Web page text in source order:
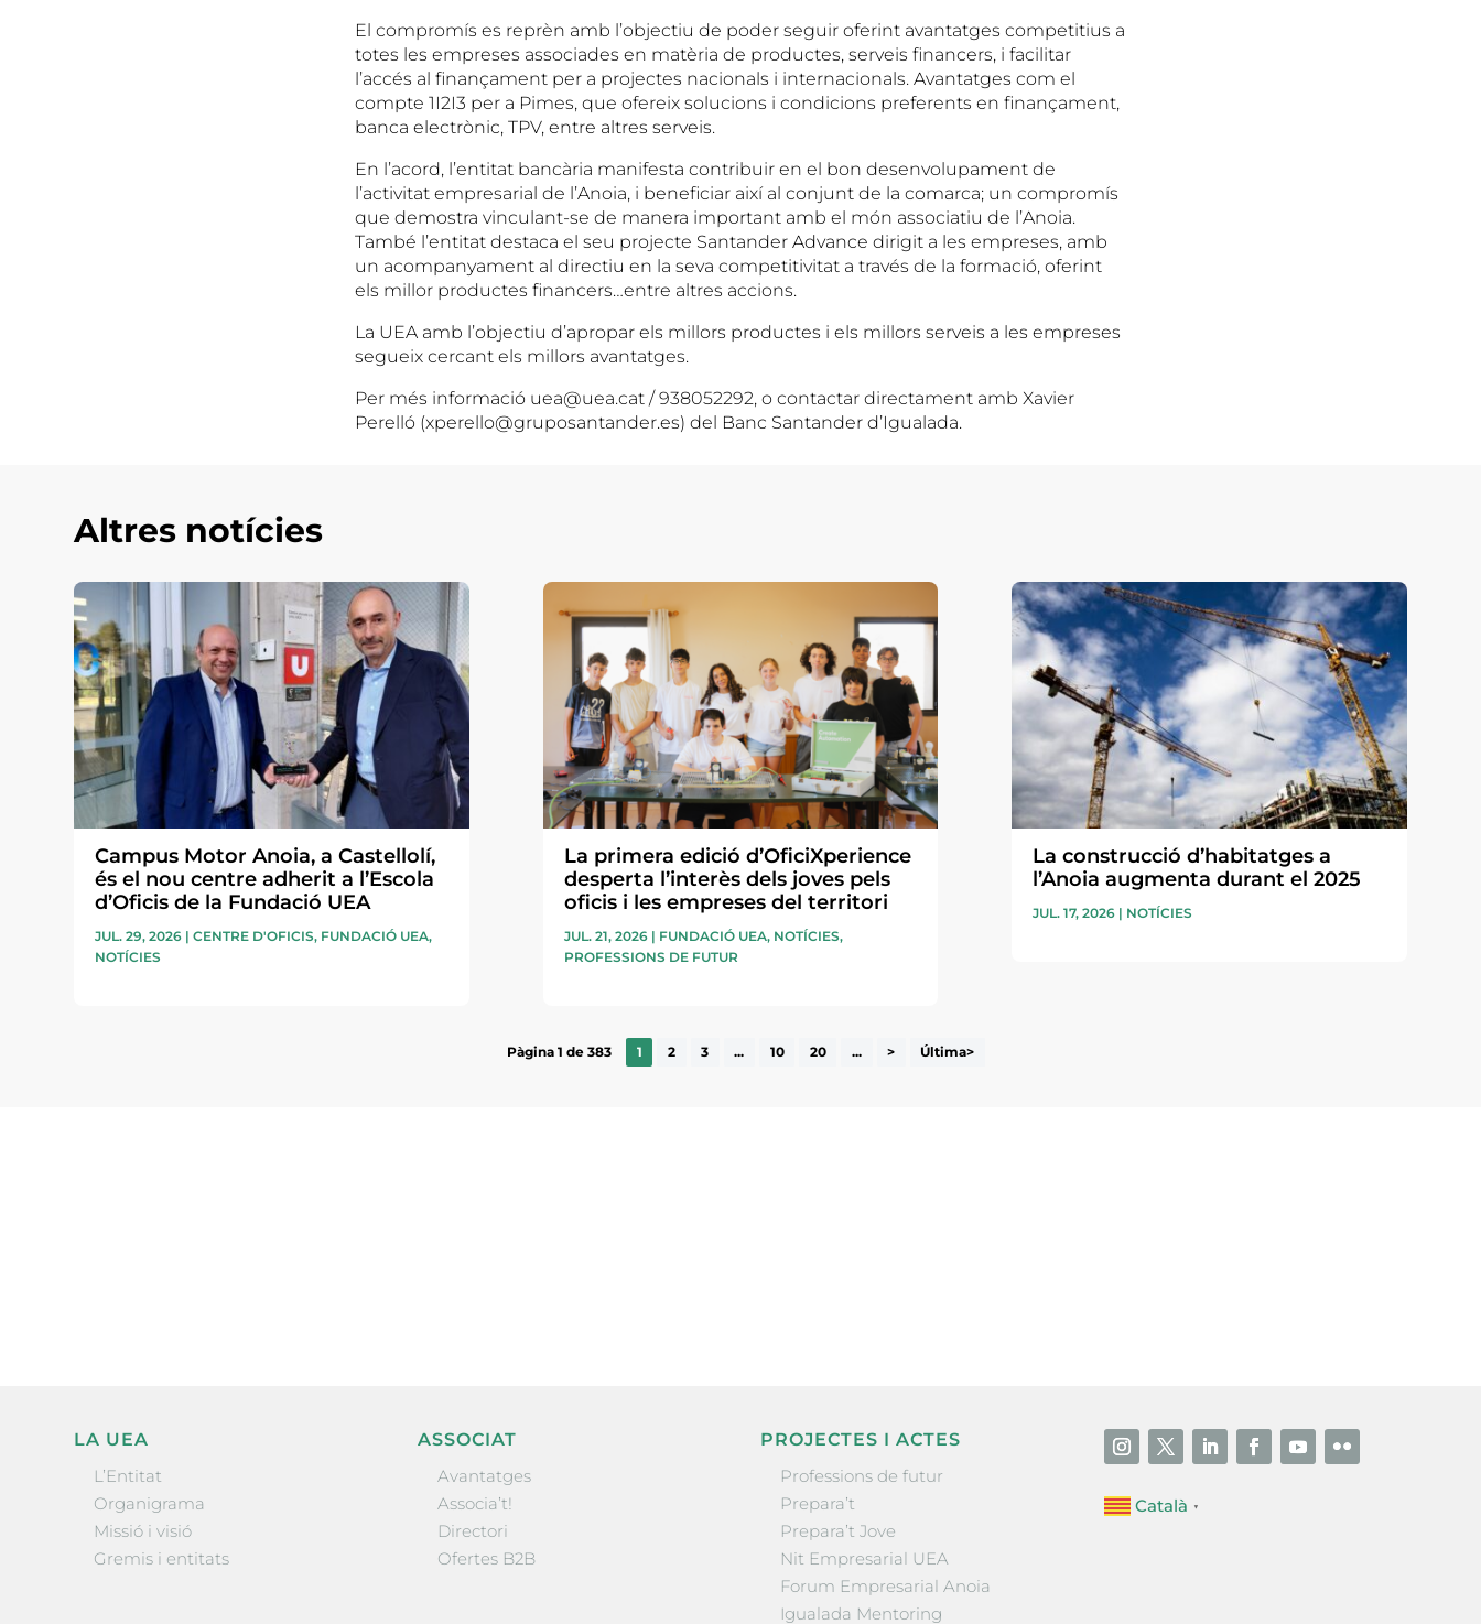
El compromís es reprèn amb l’objectiu de poder seguir oferint avantatges competitius a
totes les empreses associades en matèria de productes, serveis financers, i facilitar
l’accés al finançament per a projectes nacionals i internacionals. Avantatges com el
compte 1I2I3 per a Pimes, que ofereix solucions i condicions preferents en finançament,
banca electrònic, TPV, entre altres serveis.
En l’acord, l’entitat bancària manifesta contribuir en el bon desenvolupament de
l’activitat empresarial de l’Anoia, i beneficiar així al conjunt de la comarca; un compromís
que demostra vinculant-se de manera important amb el món associatiu de l’Anoia.
També l’entitat destaca el seu projecte Santander Advance dirigit a les empreses, amb
un acompanyament al directiu en la seva competitivitat a través de la formació, oferint
els millor productes financers…entre altres accions.
La UEA amb l’objectiu d’apropar els millors productes i els millors serveis a les empreses
segueix cercant els millors avantatges.
Per més informació uea@uea.cat / 938052292, o contactar directament amb Xavier
Perelló (xperello@gruposantander.es) del Banc Santander d’Igualada.
Altres notícies
Campus Motor Anoia, a Castellolí,
és el nou centre adherit a l’Escola
d’Oficis de la Fundació UEA
JUL. 29, 2026 |CENTRE D'OFICIS, FUNDACIÓ UEA,
NOTÍCIES
La primera edició d’OficiXperience
desperta l’interès dels joves pels
oficis i les empreses del territori
JUL. 21, 2026| FUNDACIÓ UEA, NOTÍCIES,
PROFESSIONS DE FUTUR
La construcció d’habitatges a
l’Anoia augmenta durant el 2025
JUL. 17, 2026| NOTÍCIES
Pàgina 1 de 383 1 2 3 ... 10 20 ... > Última>
LA UEA
L’Entitat
Organigrama
Missió i visió
Gremis i entitats
ASSOCIAT
Avantatges
Associa’t!
Directori
Ofertes B2B
PROJECTES I ACTES
Professions de futur
Prepara’t
Prepara’t Jove
Nit Empresarial UEA
Forum Empresarial Anoia
Igualada Mentoring
Català ▼